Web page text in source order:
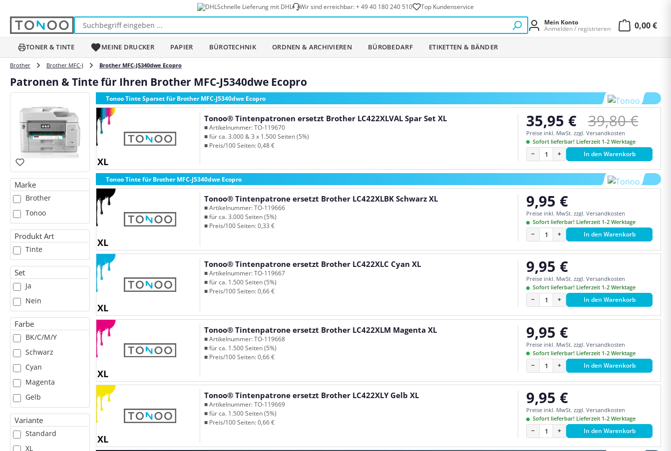
Schnelle Lieferung mit DHL Wir sind erreichbar:+ 49 40 180 240 510 Top Kundenservice
Mein Konto
Anmelden / registrieren
0,00 €
TONER & TINTE MEINE DRUCKER PAPIER BÜROTECHNIK ORDNEN & ARCHIVIEREN BÜROBEDARF ETIKETTEN & BÄNDER
Brother Brother MFC-J Brother MFC-J5340dwe Ecopro
Patronen & Tinte für Ihren Brother MFC-J5340dwe Ecopro
Marke
Brother
Tonoo
Produkt Art
Tinte
Set
Ja
Nein
Farbe
BK/C/M/Y
Schwarz
Cyan
Magenta
Gelb
Variante
Standard
XL
Tonoo Tinte Sparset für Brother MFC-J5340dwe Ecopro
XL
Tonoo® Tintenpatronen ersetzt Brother LC422XLVAL Spar Set XL
■ Artikelnummer: TO-119670
■ für ca. 3.000 & 3 x 1.500 Seiten (5%)
■ Preis/100 Seiten: 0,48 €
Verkaufspreis:
35,95 € Regulärer
39,80 €
Preise inkl. MwSt. zzgl. Versandkosten
Sofort lieferbar! Lieferzeit 1-2 Werktage
− + In den Warenkorb
Tonoo Tinte für Brother MFC-J5340dwe Ecopro
XL
Tonoo® Tintenpatrone ersetzt Brother LC422XLBK Schwarz XL
■ Artikelnummer: TO-119666
■ für ca. 3.000 Seiten (5%)
■ Preis/100 Seiten: 0,33 €
Regulärer Preis:
9,95 €
Preise inkl. MwSt. zzgl. Versandkosten
Sofort lieferbar! Lieferzeit 1-2 Werktage
− + In den Warenkorb
XL
Tonoo® Tintenpatrone ersetzt Brother LC422XLC Cyan XL
■ Artikelnummer: TO-119667
■ für ca. 1.500 Seiten (5%)
■ Preis/100 Seiten: 0,66 €
Regulärer Preis:
9,95 €
Preise inkl. MwSt. zzgl. Versandkosten
Sofort lieferbar! Lieferzeit 1-2 Werktage
− + In den Warenkorb
XL
Tonoo® Tintenpatrone ersetzt Brother LC422XLM Magenta XL
■ Artikelnummer: TO-119668
■ für ca. 1.500 Seiten (5%)
■ Preis/100 Seiten: 0,66 €
Regulärer Preis:
9,95 €
Preise inkl. MwSt. zzgl. Versandkosten
Sofort lieferbar! Lieferzeit 1-2 Werktage
− + In den Warenkorb
XL
Tonoo® Tintenpatrone ersetzt Brother LC422XLY Gelb XL
■ Artikelnummer: TO-119669
■ für ca. 1.500 Seiten (5%)
■ Preis/100 Seiten: 0,66 €
Regulärer Preis:
9,95 €
Preise inkl. MwSt. zzgl. Versandkosten
Sofort lieferbar! Lieferzeit 1-2 Werktage
− + In den Warenkorb